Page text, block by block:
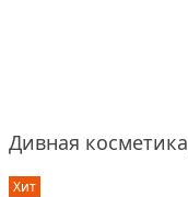
Дивная косметика
Хит